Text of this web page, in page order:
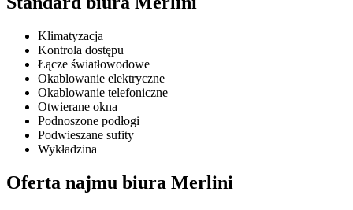
Klimatyzacja
Kontrola dostępu
Łącze światłowodowe
Okablowanie elektryczne
Okablowanie telefoniczne
Otwierane okna
Podnoszone podłogi
Podwieszane sufity
Wykładzina
Oferta najmu biura Merlini